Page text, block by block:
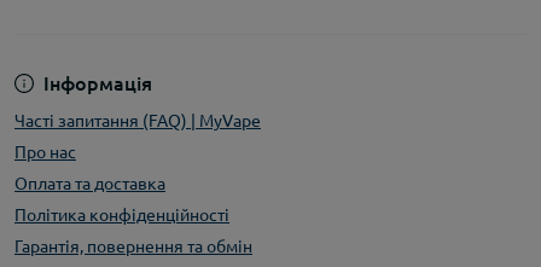
Інформація
Часті запитання (FAQ) | MyVape
Про нас
Оплата та доставка
Політика конфіденційності
Гарантія, повернення та обмін